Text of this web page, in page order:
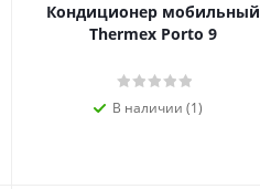
Кондиционер мобильный
Thermex Porto 9
В наличии (1)